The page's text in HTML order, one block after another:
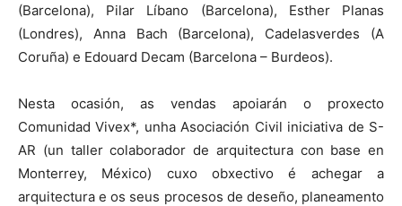
(Barcelona), Pilar Líbano (Barcelona), Esther Planas
(Londres), Anna Bach (Barcelona), Cadelasverdes (A
Coruña) e Edouard Decam (Barcelona – Burdeos).
Nesta ocasión, as vendas apoiarán o proxecto
Comunidad Vivex*, unha Asociación Civil iniciativa de S-
AR (un taller colaborador de arquitectura con base en
Monterrey, México) cuxo obxectivo é achegar a
arquitectura e os seus procesos de deseño, planeamento